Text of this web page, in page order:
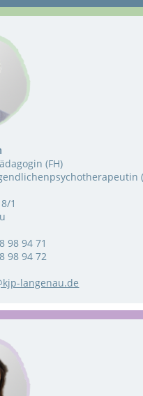
(FH)
1
98 94 71
98 94 72
langenau.de